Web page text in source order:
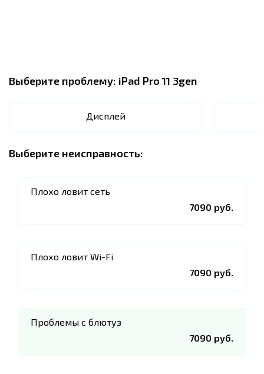
Выберите проблему: iPad Pro 11 3gen
Дисплей
Выберите неисправность:
Плохо ловит сеть
7090 руб.
Плохо ловит Wi-Fi
7090 руб.
Проблемы с блютуз
7090 руб.